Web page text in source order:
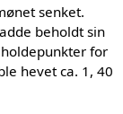
senket.
beholdt sin
for
hevet ca. 1, 40